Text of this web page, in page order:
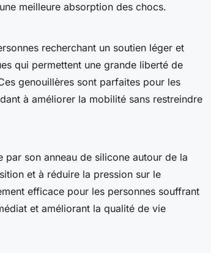
meilleure absorption des chocs.
recherchant un soutien léger et
qui permettent une grande liberté de
genouillères sont parfaites pour les
à améliorer la mobilité sans restreindre
par son anneau de silicone autour de la
et à réduire la pression sur le
efficace pour les personnes souffrant
et améliorant la qualité de vie